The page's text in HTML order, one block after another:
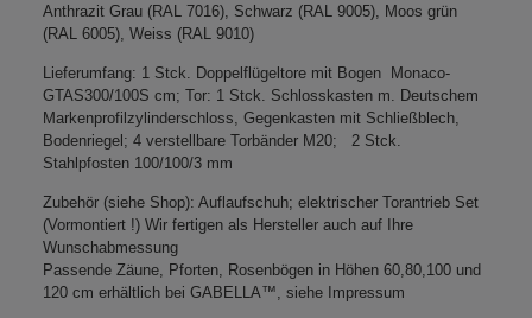
Anthrazit Grau (RAL 7016), Schwarz (RAL 9005), Moos grün
(RAL 6005), Weiss (RAL 9010)
Lieferumfang: 1 Stck. Doppelflügeltore mit Bogen Monaco-
GTAS300/100S cm; Tor: 1 Stck. Schlosskasten m. Deutschem
Markenprofilzylinderschloss, Gegenkasten mit Schließblech,
Bodenriegel; 4 verstellbare Torbänder M20; 2 Stck.
Stahlpfosten 100/100/3 mm
Zubehör (siehe Shop): Auflaufschuh; elektrischer Torantrieb Set
(Vormontiert !) Wir fertigen als Hersteller auch auf Ihre
Wunschabmessung
Passende Zäune, Pforten, Rosenbögen in Höhen 60,80,100 und
120 cm erhältlich bei GABELLA™, siehe Impressum